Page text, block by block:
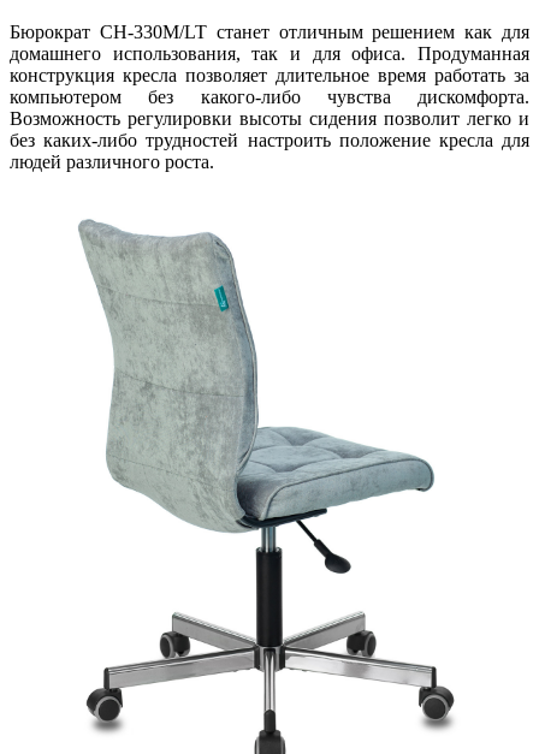
Бюрократ CH-330M/LT станет отличным решением как для
домашнего использования, так и для офиса. Продуманная
конструкция кресла позволяет длительное время работать за
компьютером без какого-либо чувства дискомфорта.
Возможность регулировки высоты сидения позволит легко и
без каких-либо трудностей настроить положение кресла для
людей различного роста.